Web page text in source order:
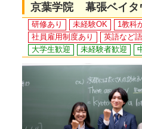
京葉学院 幕張ベイタ
研修あり 未経験OK 1教科
社員雇用制度あり
英語など
大学生歓迎
未経験者歓迎